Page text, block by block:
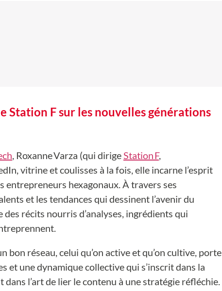
Station F sur les nouvelles générations
, Roxanne Varza (qui dirige Station F,
vitrine et coulisses à la fois, elle incarne l’esprit
entrepreneurs hexagonaux. À travers ses
et les tendances qui dessinent l’avenir du
récits nourris d’analyses, ingrédients qui
bon réseau, celui qu’on active et qu’on cultive, porte
et une dynamique collective qui s’inscrit dans la
dans l’art de lier le contenu à une stratégie réfléchie.